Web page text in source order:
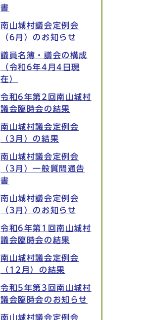
書
南山城村議会定例会
（6月）のお知らせ
議員名簿・議会の構成
（令和6年4月4日現
在）
令和6年第2回南山城村
議会臨時会の結果
南山城村議会定例会
（3月）の結果
南山城村議会定例会
（3月）一般質問通告
書
南山城村議会定例会
（3月）のお知らせ
令和6年第1回南山城村
議会臨時会の結果
南山城村議会定例会
（12月）の結果
令和5年第3回南山城村
議会臨時会のお知らせ
南山城村議会定例会